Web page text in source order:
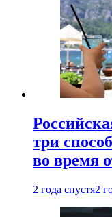
три
во время
2 года спустя2